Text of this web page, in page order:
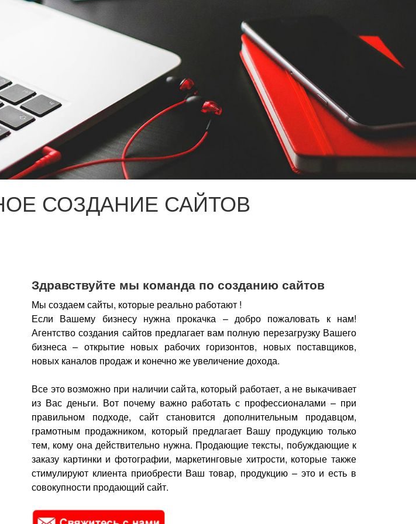
СОЗДАНИЕ САЙТОВ
Здравствуйте мы команда по созданию сайтов
Мы создаем сайты, которые реально работают !
Если Вашему бизнесу нужна прокачка – добро пожаловать к нам!
Агентство создания сайтов предлагает вам полную перезагрузку Вашего
бизнеса – открытие новых рабочих горизонтов, новых поставщиков,
новых каналов продаж и конечно же увеличение дохода.
Все это возможно при наличии сайта, который работает, а не выкачивает
из Вас деньги. Вот почему важно работать с профессионалами – при
правильном подходе, сайт становится дополнительным продавцом,
грамотным продажником, который предлагает Вашу продукцию только
тем, кому она действительно нужна. Продающие тексты, побуждающие к
заказу картинки и фотографии, маркетинговые хитрости, которые также
стимулируют клиента приобрести Ваш товар, продукцию – это и есть в
совокупности продающий сайт.